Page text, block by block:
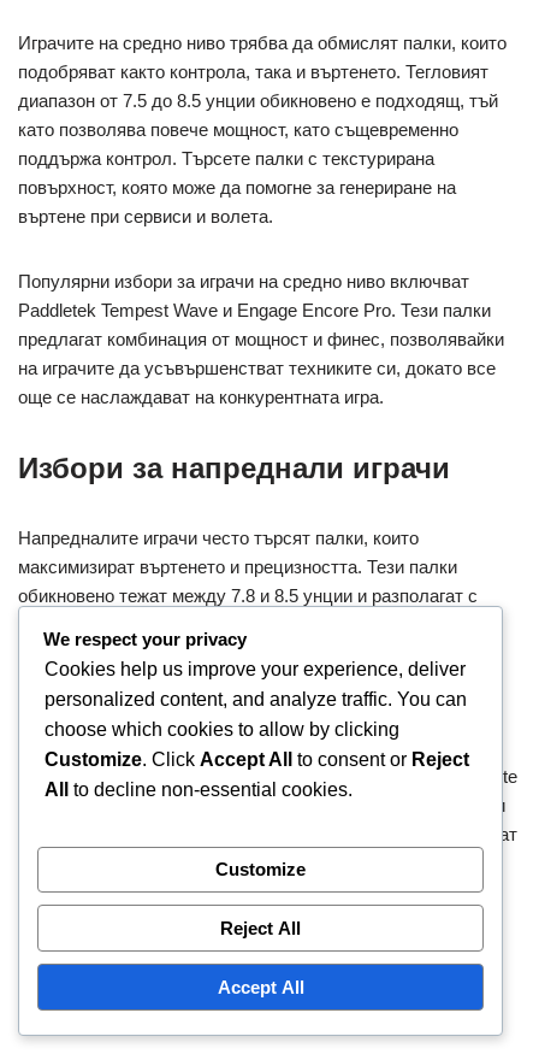
Играчите на средно ниво трябва да обмислят палки, които
подобряват както контрола, така и въртенето. Тегловият
диапазон от 7.5 до 8.5 унции обикновено е подходящ, тъй
като позволява повече мощност, като същевременно
поддържа контрол. Търсете палки с текстурирана
повърхност, която може да помогне за генериране на
въртене при сервиси и волета.
Популярни избори за играчи на средно ниво включват
Paddletek Tempest Wave и Engage Encore Pro. Тези палки
предлагат комбинация от мощност и финес, позволявайки
на играчите да усъвършенстват техниките си, докато все
още се наслаждават на конкурентната игра.
Избори за напреднали играчи
Напредналите играчи често търсят палки, които
максимизират въртенето и прецизността. Тези палки
обикновено тежат между 7.8 и 8.5 унции и разполагат с
Текстурираната повърхност е от съществено значение за
генериране на високи нива на въртене, които опитните
играчи желаят.
Най-добрите избори за напреднали играчи включват ProLite
Supernova и Gamma Sports 2.0. Тези палки са проектирани
за играчи, които са овладели контрола и търсят да повишат
играта си с изключителни способности за въртене и
отзивчивост.
Ключови характеристики, които
да се вземат под внимание
We respect your privacy
Cookies help us improve your experience, deliver
personalized content, and analyze traffic. You can
choose which cookies to allow by clicking
Customize. Click Accept All to consent or Reject
All
to decline non-essential cookies.
Customize
Reject All
Accept All